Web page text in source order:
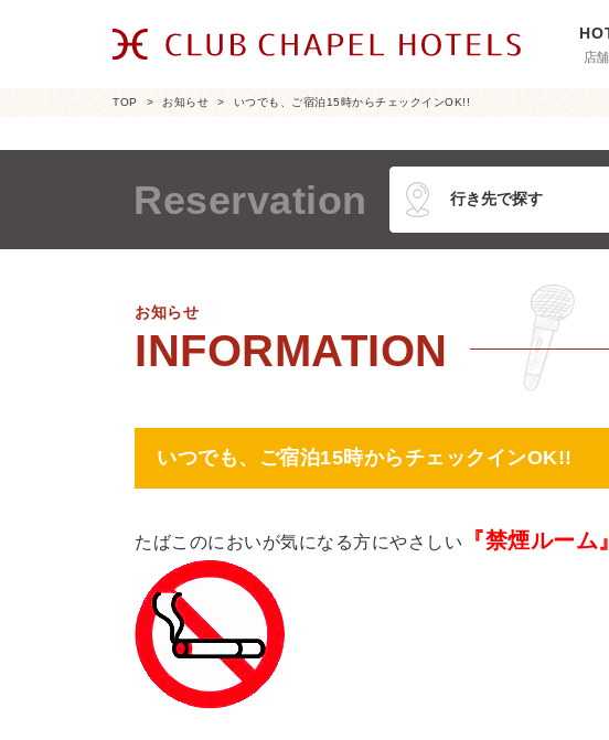
店
TOP お知らせ いつでも、ご宿泊15時からチェックインOK!!
Reservation
お知らせ
いつでも、ご宿泊15時からチェックインOK!!
たばこのにおいが気になる方にやさしい 『禁煙ルーム』